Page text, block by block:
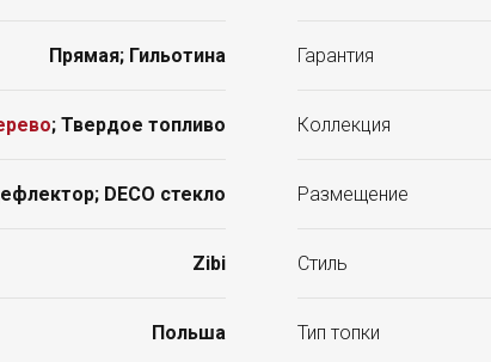
Прямая; Гильотина Гарантия
; Твердое топливо Коллекция
DECO стекло Размещение
Zibi Стиль
Польша Тип топки